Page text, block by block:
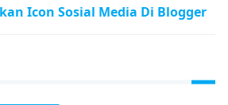
Icon Sosial Media Di Blogger